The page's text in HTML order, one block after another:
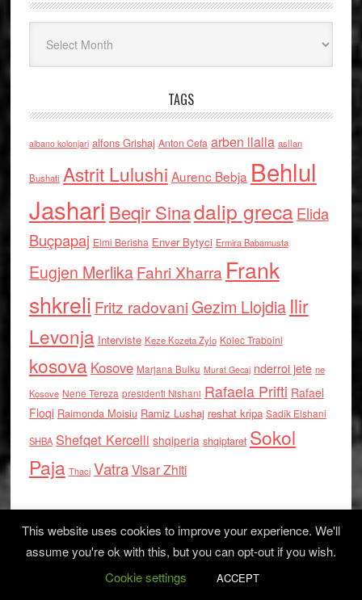
TAGS
albano kolonjari alfons Grishaj Anton Cefa arben llalla asllan
Bushati Astrit Lulushi Aurenc Bebja Behlul
Jashari Beqir Sinadalip grecaElida
Buçpapaj Elmi Berisha Enver Bytyci Ermira Babamusta
Eugjen MerlikaFahri Xharra Frank
shkreli Fritz radovaniGezim Llojdia Ilir
Levonja Interviste Keze Kozeta Zylo Kolec Traboini
kosova Kosove Marjana Bulku Murat Gecaj nderroi jete ne
Kosove Nene Tereza presidenti Nishani Rafaela Prifti Rafael
Floqi Raimonda Moisiu Ramiz Lushaj reshat kripa Sadik Elshani
SHBA Shefqet Kercelli shqiperia shqiptaret Sokol
Paja Thaci VatraVisar Zhiti
Log in
This website uses cookies to improve your experience. We'll
assume you're ok with this, but you can opt-out if you wish.
Cookie settings
ACCEPT